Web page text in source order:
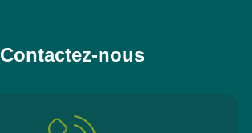
Contactez-nous